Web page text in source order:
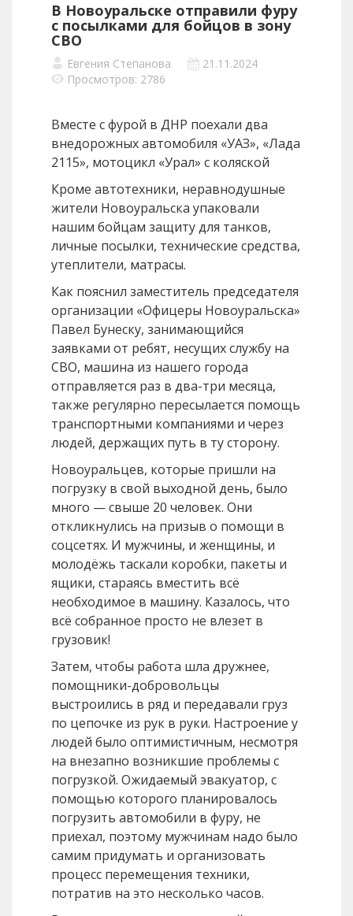
В Новоуральске отправили фуру
с посылками для бойцов в зону
СВО
Евгения Степанова
21.11.2024
Просмотров: 2786
Вместе с фурой в ДНР поехали два
внедорожных автомобиля «УАЗ», «Лада
2115», мотоцикл «Урал» с коляской
Кроме автотехники, неравнодушные
жители Новоуральска упаковали
нашим бойцам защиту для танков,
личные посылки, технические средства,
утеплители, матрасы.
Как пояснил заместитель председателя
организации «Офицеры Новоуральска»
Павел Бунеску, занимающийся
заявками от ребят, несущих службу на
СВО, машина из нашего города
отправляется раз в два-три месяца,
также регулярно пересылается помощь
транспортными компаниями и через
людей, держащих путь в ту сторону.
Новоуральцев, которые пришли на
погрузку в свой выходной день, было
много — свыше 20 человек. Они
откликнулись на призыв о помощи в
соцсетях. И мужчины, и женщины, и
молодёжь таскали коробки, пакеты и
ящики, стараясь вместить всё
необходимое в машину. Казалось, что
всё собранное просто не влезет в
грузовик!
Затем, чтобы работа шла дружнее,
помощники-добровольцы
выстроились в ряд и передавали груз
по цепочке из рук в руки. Настроение у
людей было оптимистичным, несмотря
на внезапно возникшие проблемы с
погрузкой. Ожидаемый эвакуатор, с
помощью которого планировалось
погрузить автомобили в фуру, не
приехал, поэтому мужчинам надо было
самим придумать и организовать
процесс перемещения техники,
потратив на это несколько часов.